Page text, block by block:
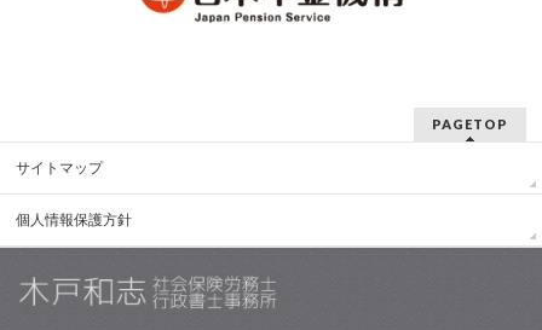
PAGETOP
サイトマップ
個人情報保護方針